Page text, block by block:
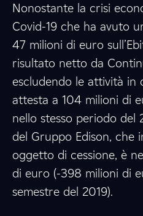
Nonostante la crisi
Covid-19 che ha avuto
47 milioni di euro
risultato netto da
escludendo le attività in
attesta a 104 milioni di
nello stesso periodo del
del Gruppo Edison, che
oggetto di cessione, è
di euro (-398 milioni di
semestre del 2019).